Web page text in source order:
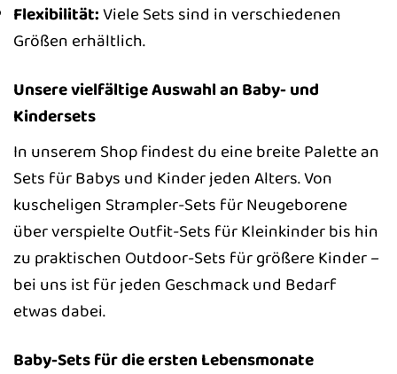
Flexibilität:Viele Sets sind in verschiedenen
Größen erhältlich.
Unsere vielfältige Auswahl an Baby- und
Kindersets
In unserem Shop findest du eine breite Palette an
Sets für Babys und Kinder jeden Alters. Von
kuscheligen Strampler-Sets für Neugeborene
über verspielte Outfit-Sets für Kleinkinder bis hin
zu praktischen Outdoor-Sets für größere Kinder –
bei uns ist für jeden Geschmack und Bedarf
etwas dabei.
Baby-Sets für die ersten Lebensmonate